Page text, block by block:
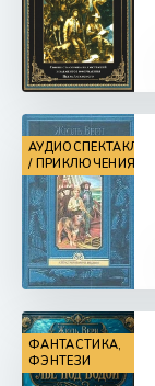
АУДИОСПЕКТАКЛЬ
/ ПРИКЛЮЧЕНИЯ
ФАНТАСТИКА,
ФЭНТЕЗИ